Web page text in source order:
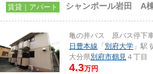
賃貸｜アパート シャンポール岩田 A
亀の井バス 原バス停下
日豊本線 「 別府大学 」駅
大分県別府市鶴見 ４丁目
4.3万円